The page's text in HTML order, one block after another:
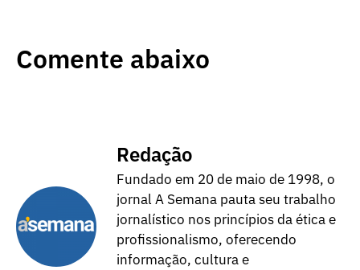
Comente abaixo
Redação
Fundado em 20 de maio de 1998, o
jornal A Semana pauta seu trabalho
jornalístico nos princípios da ética e
profissionalismo, oferecendo
informação, cultura e